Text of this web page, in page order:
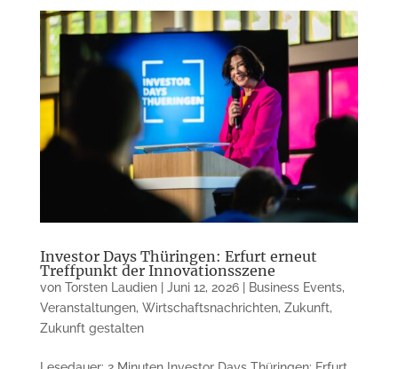
Investor Days Thüringen: Erfurt erneut
Treffpunkt der Innovationsszene
von Torsten Laudien| Juni 12, 2026| Business Events,
Veranstaltungen, Wirtschaftsnachrichten, Zukunft,
Zukunft gestalten